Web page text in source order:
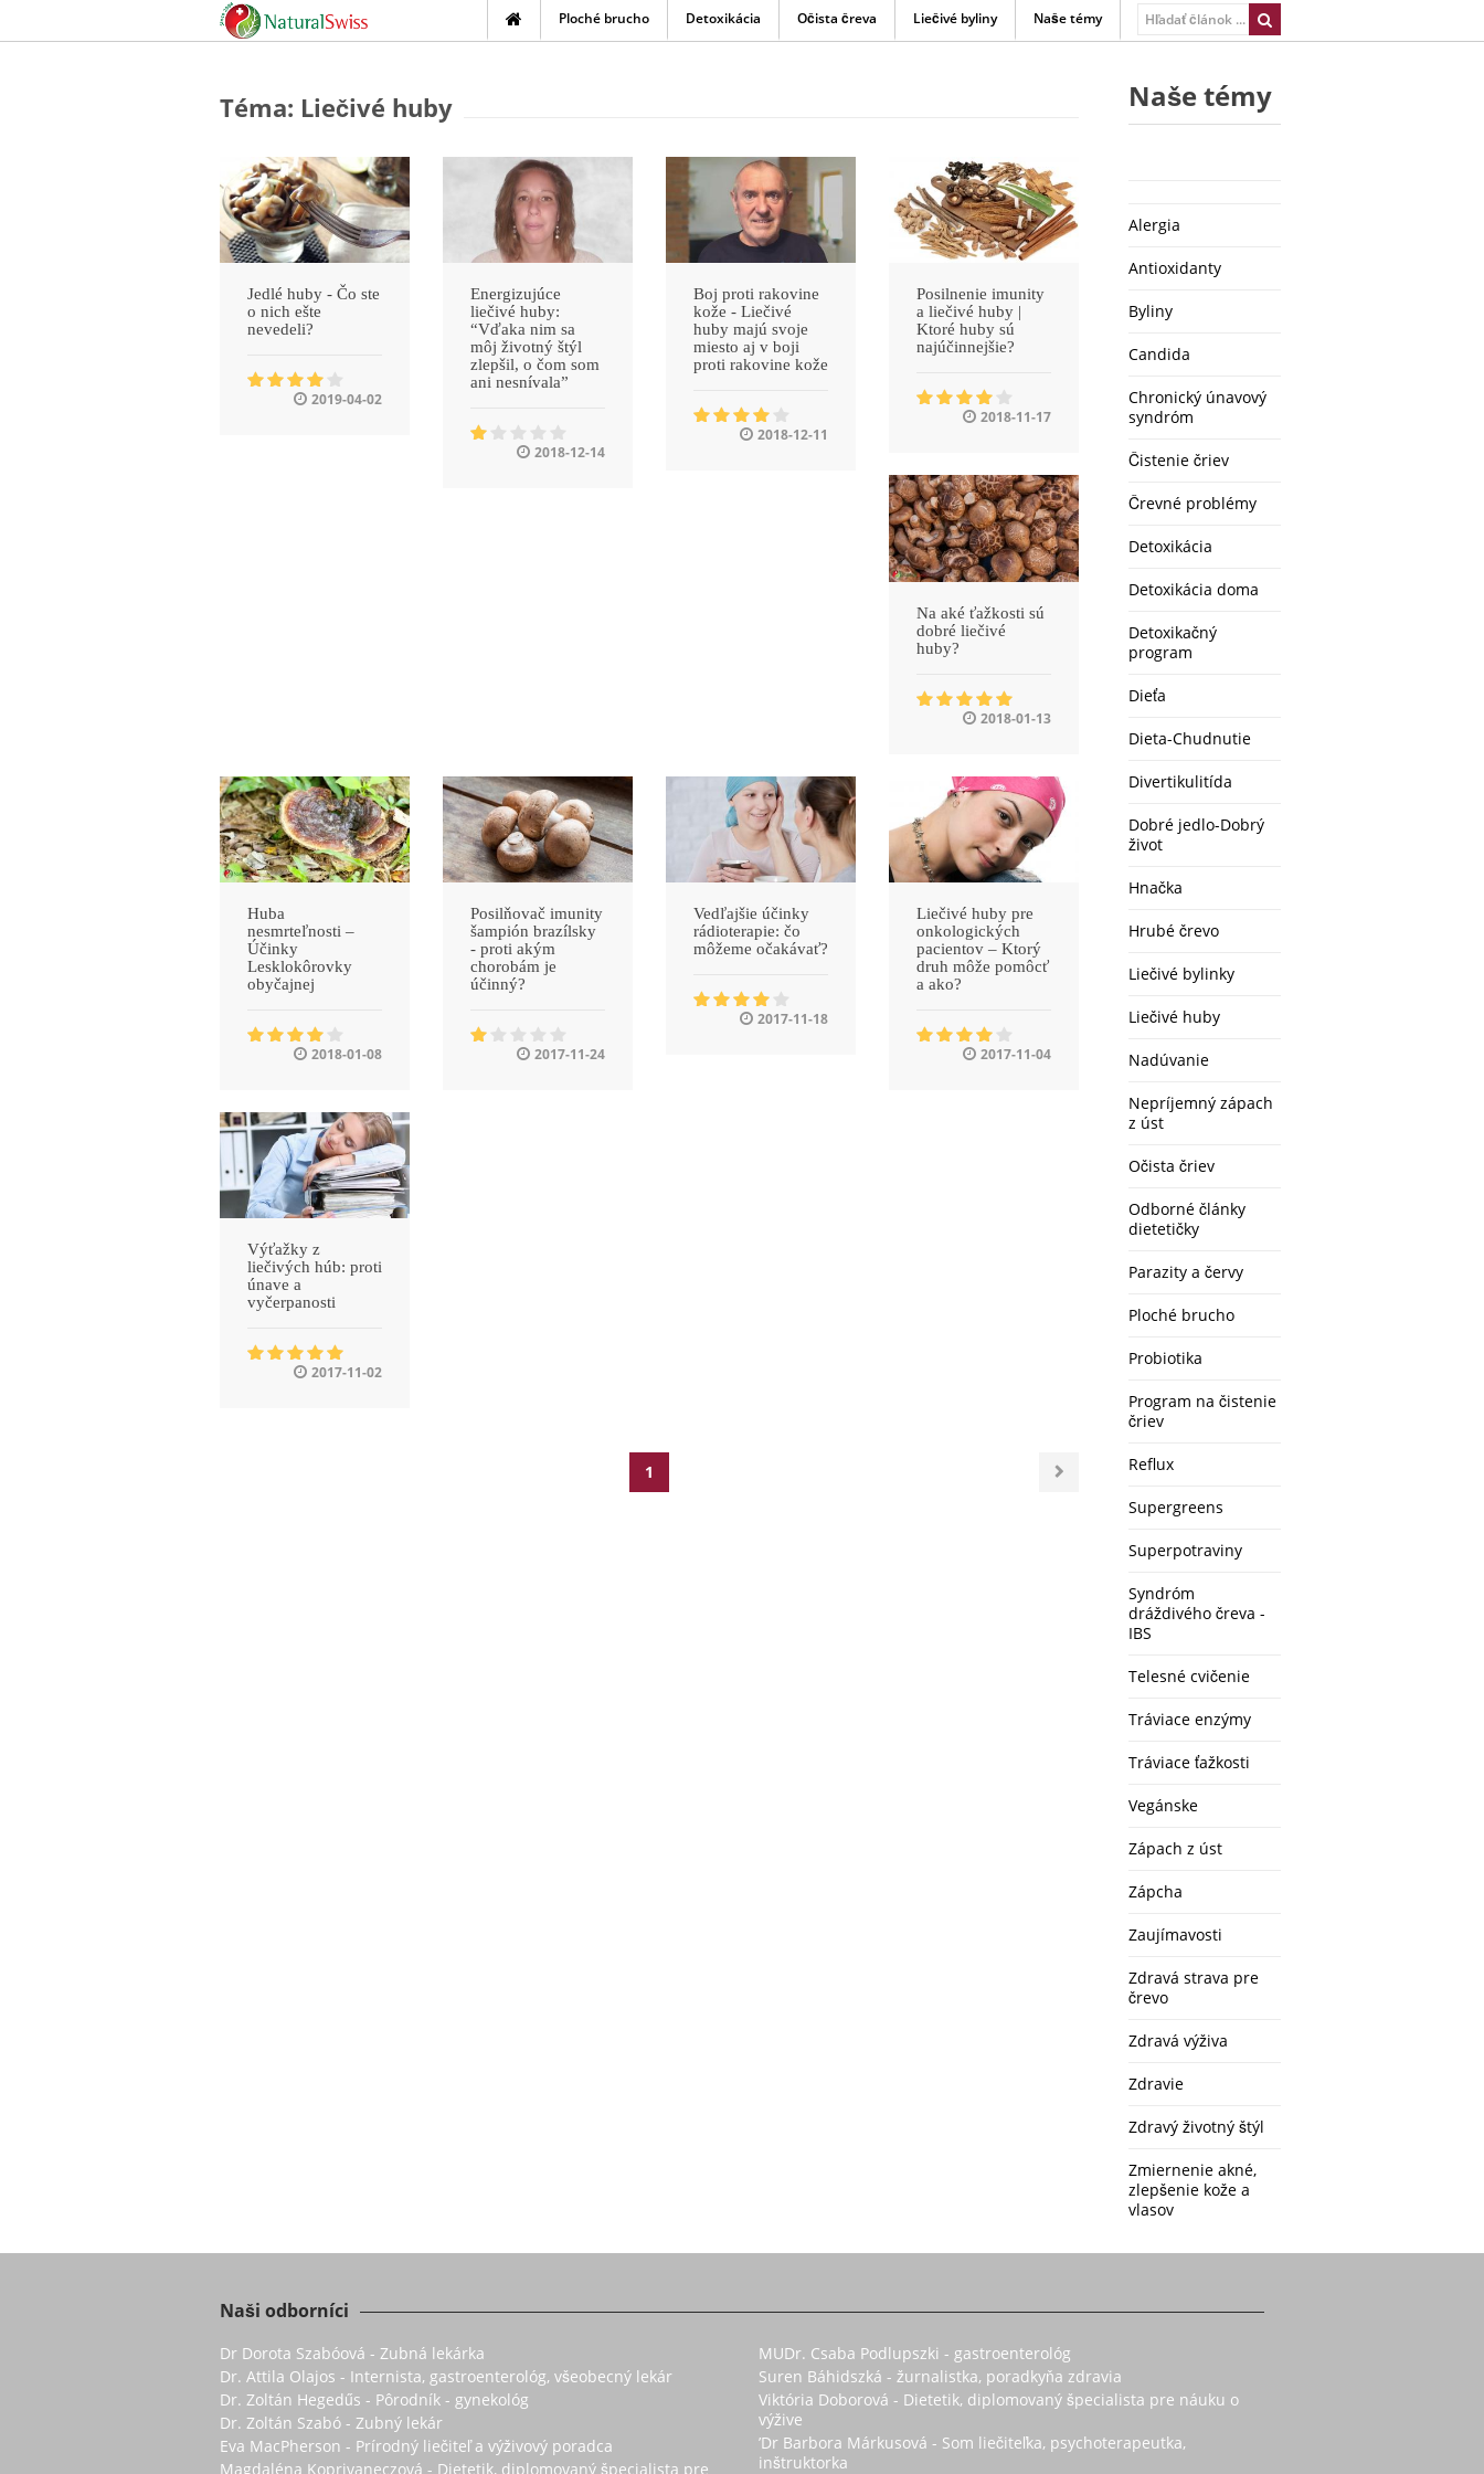
Ploché brucho Detoxikácia Očista čreva Liečivé byliny Naše témy
Téma: Liečivé huby
Jedlé huby - Čo ste
o nich ešte
nevedeli?
2019-04-02
Energizujúce
liečivé huby:
“Vďaka nim sa
môj životný štýl
zlepšil, o čom som
ani nesnívala”
2018-12-14
Boj proti rakovine
kože - Liečivé
huby majú svoje
miesto aj v boji
proti rakovine kože
2018-12-11
Posilnenie imunity
a liečivé huby |
Ktoré huby sú
najúčinnejšie?
2018-11-17
Na aké ťažkosti sú
dobré liečivé
huby?
2018-01-13
Huba
nesmrteľnosti –
Účinky
Lesklokôrovky
obyčajnej
2018-01-08
Posilňovač imunity
šampión brazílsky
- proti akým
chorobám je
účinný?
2017-11-24
Vedľajšie účinky
rádioterapie: čo
môžeme očakávať?
2017-11-18
Liečivé huby pre
onkologických
pacientov – Ktorý
druh môže pomôcť
a ako?
2017-11-04
Výťažky z
liečivých húb: proti
únave a
vyčerpanosti
2017-11-02
1
Naše témy
Alergia
Antioxidanty
Byliny
Candida
Chronický únavový
syndróm
Čistenie čriev
Črevné problémy
Detoxikácia
Detoxikácia doma
Detoxikačný
program
Dieťa
Dieta-Chudnutie
Divertikulitída
Dobré jedlo-Dobrý
život
Hnačka
Hrubé črevo
Liečivé bylinky
Liečivé huby
Nadúvanie
Nepríjemný zápach
z úst
Očista čriev
Odborné články
dietetičky
Parazity a červy
Ploché brucho
Probiotika
Program na čistenie
čriev
Reflux
Supergreens
Superpotraviny
Syndróm
dráždivého čreva -
IBS
Telesné cvičenie
Tráviace enzýmy
Tráviace ťažkosti
Vegánske
Zápach z úst
Zápcha
Zaujímavosti
Zdravá strava pre
črevo
Zdravá výživa
Zdravie
Zdravý životný štýl
Zmiernenie akné,
zlepšenie kože a
vlasov
Naši odborníci
Dr Dorota Szabóová - Zubná lekárka
Dr. Attila Olajos - Internista, gastroenterológ, všeobecný lekár
Dr. Zoltán Hegedűs - Pôrodník - gynekológ
Dr. Zoltán Szabó - Zubný lekár
Eva MacPherson - Prírodný liečiteľ a výživový poradca
Magdaléna Koprivaneczová - Dietetik, diplomovaný špecialista pre
MUDr. Csaba Podlupszki - gastroenterológ
Suren Báhidszká - žurnalistka, poradkyňa zdravia
Viktória Doborová - Dietetik, diplomovaný špecialista pre náuku o
výžive
’Dr Barbora Márkusová - Som liečiteľka, psychoterapeutka,
inštruktorka